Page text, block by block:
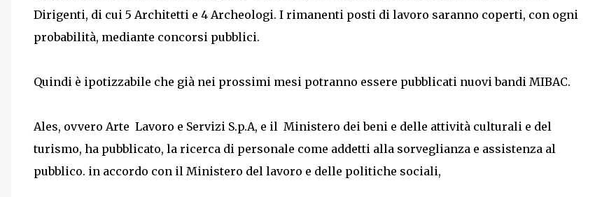
Dirigenti, di cui 5 Architetti e 4 Archeologi. I rimanenti posti di lavoro saranno coperti, con ogni
probabilità, mediante concorsi pubblici.
Quindi è ipotizzabile che già nei prossimi mesi potranno essere pubblicati nuovi bandi MIBAC.
Ales, ovvero Arte Lavoro e Servizi S.p.A, e il Ministero dei beni e delle attività culturali e del
turismo, ha pubblicato, la ricerca di personale come addetti alla sorveglianza e assistenza al
pubblico. in accordo con il Ministero del lavoro e delle politiche sociali,